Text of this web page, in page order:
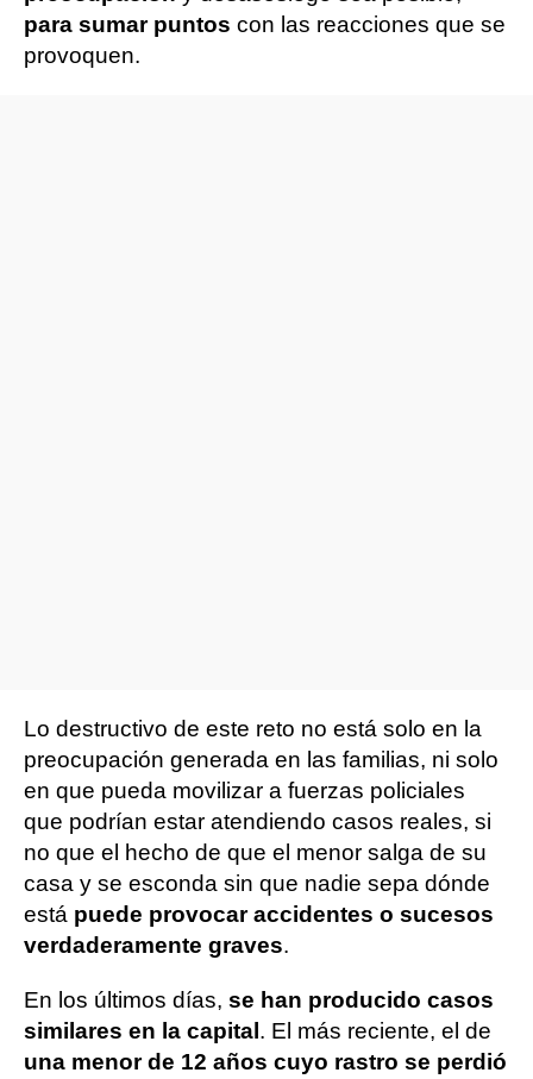
para sumar puntos con las reacciones que se
provoquen.
Lo destructivo de este reto no está solo en la
preocupación generada en las familias, ni solo
en que pueda movilizar a fuerzas policiales
que podrían estar atendiendo casos reales, si
no que el hecho de que el menor salga de su
casa y se esconda sin que nadie sepa dónde
está puede provocar accidentes o sucesos
verdaderamente graves.
En los últimos días, se han producido casos
similares en la capital . El más reciente, el de
una menor de 12 años cuyo rastro se perdió